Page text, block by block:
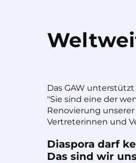
Das GAW unterstützt
"Sie sind eine der
Renovierung
Vertreterinnen und
Diaspora darf
Das sind wir